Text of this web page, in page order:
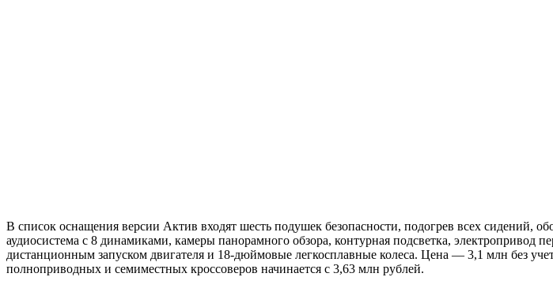
В список оснащения версии Актив входят шесть подушек безопасности, подогрев всех сидений,
аудиосистема с 8 динамиками, камеры панорамного обзора, контурная подсветка,
дистанционным запуском двигателя и 18-дюймовые легкосплавные колеса. Цена — 3,1 млн без
полноприводных и семиместных кроссоверов начинается с 3,63 млн рублей.